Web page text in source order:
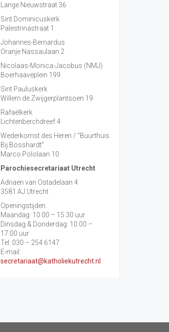
Lange Nieuwstraat 36
Sint Dominicuskerk
Palestrinastraat 1
Johannes-Bernardus
Oranje Nassaulaan 2
Nicolaas-Monica-Jacobus (NMJ)
Boerhaaveplein 199
Sint Pauluskerk
Willem de Zwijgerplantsoen 19
Rafaëlkerk
Lichtenberchdreef 4
Wederkomst des Heren / “Buurthuis
Bij Bosshardt”
Marco Pololaan 10
Parochiesecretariaat Utrecht
Adriaen van Ostadelaan 4
3581 AJ Utrecht
Openingstijden:
Maandag: 10.00 – 15.30 uur
Dinsdag & Donderdag: 10.00 –
17.00 uur
Tel: 030 – 254 6147
E-mail:
secretariaat@katholiekutrecht.nl